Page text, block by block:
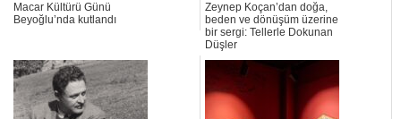
Macar Kültürü Günü
Beyoğlu’nda kutlandı
Zeynep Koçan’dan doğa,
beden ve dönüşüm üzerine
bir sergi: Tellerle Dokunan
Düşler